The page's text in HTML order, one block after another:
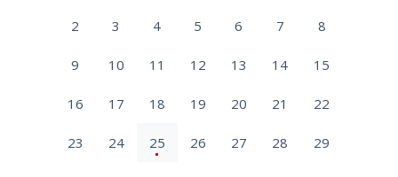
2 3 4 5 6 7 8
9 10 11 12 13 14 15
16 17 18 19 20 21 22
23 24 25 26 27 28 29